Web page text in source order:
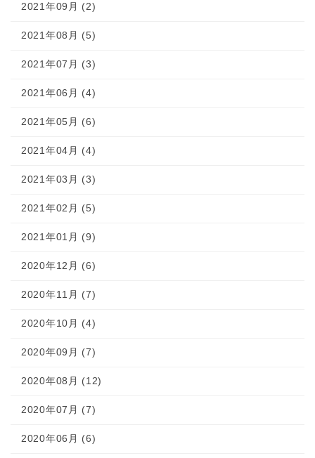
2021年09月 (2)
2021年08月 (5)
2021年07月 (3)
2021年06月 (4)
2021年05月 (6)
2021年04月 (4)
2021年03月 (3)
2021年02月 (5)
2021年01月 (9)
2020年12月 (6)
2020年11月 (7)
2020年10月 (4)
2020年09月 (7)
2020年08月 (12)
2020年07月 (7)
2020年06月 (6)